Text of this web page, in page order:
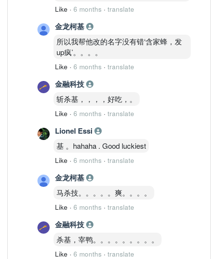
Like · 6 months · translate
金龙柯基
所以我帮他改的名字没有错‘含家蜂，发
up疯’。。。。
Like · 6 months · translate
金融科技
斩杀基，，，，好吃，。
Like · 6 months · translate
Lionel Essi
基 。hahaha . Good luckiest
Like · 6 months · translate
金龙柯基
马杀技。。。。。爽。。。。
Like · 6 months · translate
金融科技
杀基，宰鸭。。。。。。。。。
Like · 6 months · translate